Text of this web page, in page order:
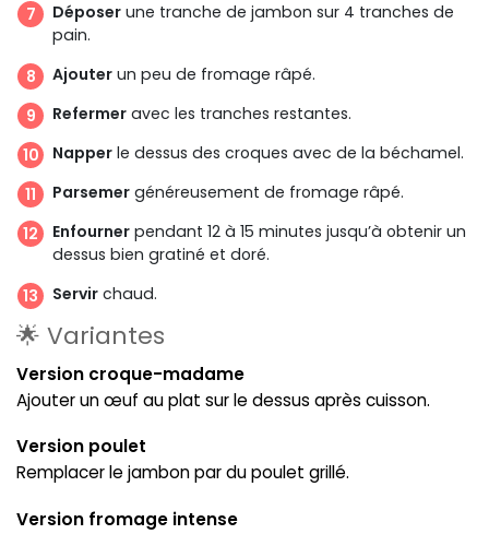
Déposer une tranche de jambon sur 4 tranches de
pain.
Ajouter un peu de fromage râpé.
Refermer avec les tranches restantes.
Napper le dessus des croques avec de la béchamel.
Parsemer généreusement de fromage râpé.
Enfourner pendant 12 à 15 minutes jusqu’à obtenir un
dessus bien gratiné et doré.
Servir chaud.
🌟 Variantes
Version croque-madame
Ajouter un œuf au plat sur le dessus après cuisson.
Version poulet
Remplacer le jambon par du poulet grillé.
Version fromage intense